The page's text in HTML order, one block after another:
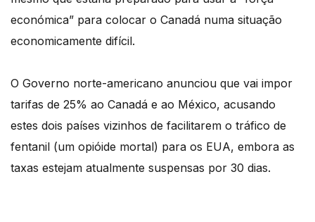
económica” para colocar o Canadá numa situação
economicamente difícil.
O Governo norte-americano anunciou que vai impor
tarifas de 25% ao Canadá e ao México, acusando
estes dois países vizinhos de facilitarem o tráfico de
fentanil (um opióide mortal) para os EUA, embora as
taxas estejam atualmente suspensas por 30 dias.